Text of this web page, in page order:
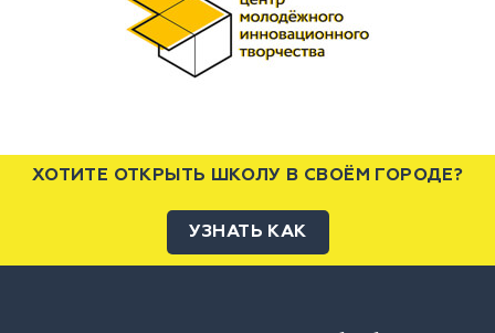
ХОТИТЕ ОТКРЫТЬ ШКОЛУ В СВОЁМ ГОРОДЕ?
УЗНАТЬ КАК